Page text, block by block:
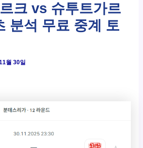
크 vs 슈투트가르
분석 무료 중계 토
월 30일